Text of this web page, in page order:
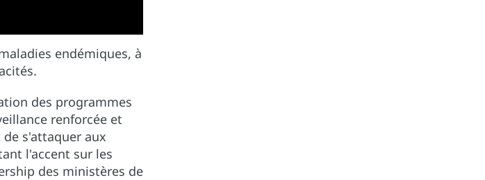
endémiques, à
des programmes
renforcée et
s'attaquer aux
l'accent sur les
des ministères de